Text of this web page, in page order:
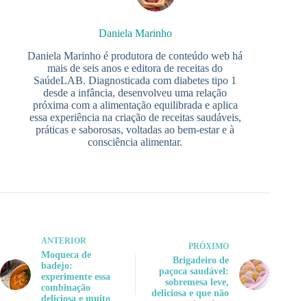
Daniela Marinho
Daniela Marinho é produtora de conteúdo web há
mais de seis anos e editora de receitas do
SaúdeLAB. Diagnosticada com diabetes tipo 1
desde a infância, desenvolveu uma relação
próxima com a alimentação equilibrada e aplica
essa experiência na criação de receitas saudáveis,
práticas e saborosas, voltadas ao bem-estar e à
consciência alimentar.
ANTERIOR
Moqueca de
badejo:
experimente essa
combinação
deliciosa e muito
PRÓXIMO
Brigadeiro de
paçoca saudável:
sobremesa leve,
deliciosa e que não